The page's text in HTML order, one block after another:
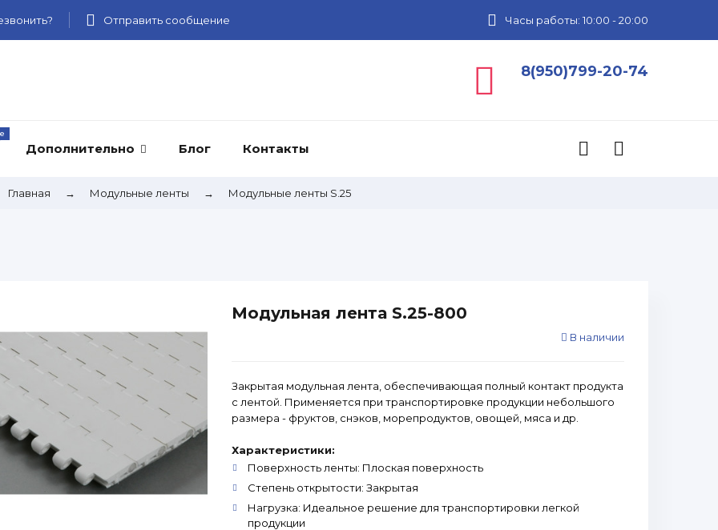
Отправить сообщение Часы работы: 10:00 - 20:00
8(950)799-20-74
Дополнительно Блог Контакты
Главная → Модульные ленты → Модульные ленты S.25
Модульная лента S.25-800
В наличии
Закрытая модульная лента, обеспечивающая полный контакт продукта
с лентой. Применяется при транспортировке продукции небольшого
размера - фруктов, снэков, морепродуктов, овощей, мяса и др.
Характеристики:
Поверхность ленты: Плоская поверхность
Степень открытости: Закрытая
Нагрузка: Идеальное решение для транспортировки легкой
продукции